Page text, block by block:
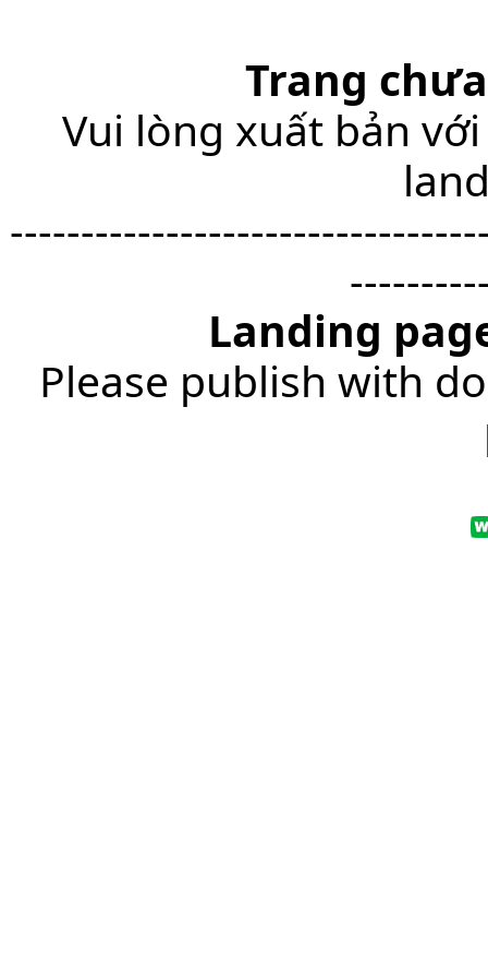
Trang
Vui lòng xuất bản
Landing
Please publish with